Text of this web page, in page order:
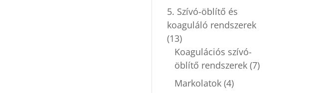
5. Szívó-öblítő és
koaguláló rendszerek
(13)
Koagulációs szívó-
öblítő rendszerek (7)
Markolatok (4)